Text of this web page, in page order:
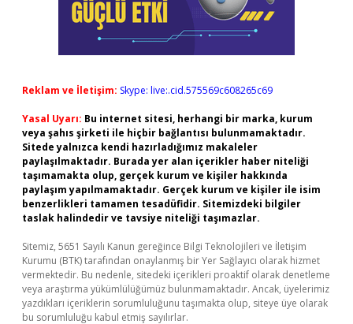
Reklam ve İletişim: Skype: live:.cid.575569c608265c69
Yasal Uyarı: Bu internet sitesi, herhangi bir marka, kurum
veya şahıs şirketi ile hiçbir bağlantısı bulunmamaktadır.
Sitede yalnızca kendi hazırladığımız makaleler
paylaşılmaktadır. Burada yer alan içerikler haber niteliği
taşımamakta olup, gerçek kurum ve kişiler hakkında
paylaşım yapılmamaktadır. Gerçek kurum ve kişiler ile isim
benzerlikleri tamamen tesadüfidir. Sitemizdeki bilgiler
taslak halindedir ve tavsiye niteliği taşımazlar.
Sitemiz, 5651 Sayılı Kanun gereğince Bilgi Teknolojileri ve İletişim
Kurumu (BTK) tarafından onaylanmış bir Yer Sağlayıcı olarak hizmet
vermektedir. Bu nedenle, sitedeki içerikleri proaktif olarak denetleme
veya araştırma yükümlülüğümüz bulunmamaktadır. Ancak, üyelerimiz
yazdıkları içeriklerin sorumluluğunu taşımakta olup, siteye üye olarak
bu sorumluluğu kabul etmiş sayılırlar.